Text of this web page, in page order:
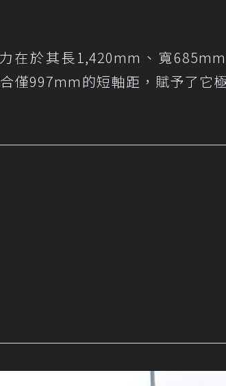
在於其長1,420mm、寬
僅997mm的短軸距，賦予了它